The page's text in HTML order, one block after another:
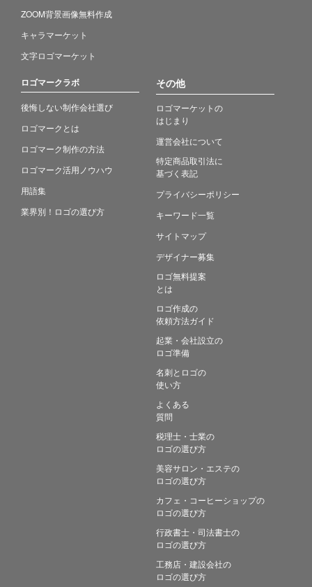
ZOOM背景画像無料作成
キャラマーケット
文字ロゴマーケット
ロゴマークラボ
後悔しない制作会社選び
ロゴマークとは
ロゴマーク制作の方法
ロゴマーク活用ノウハウ
用語集
業界別！ロゴの選び方
その他
ロゴマーケットの
はじまり
運営会社について
特定商品取引法に
基づく表記
プライバシーポリシー
キーワード一覧
サイトマップ
デザイナー募集
ロゴ無料提案
とは
ロゴ作成の
依頼方法ガイド
起業・会社設立の
ロゴ準備
名刺とロゴの
使い方
よくある
質問
税理士・士業の
ロゴの選び方
美容サロン・エステの
ロゴの選び方
カフェ・コーヒーショップの
ロゴの選び方
行政書士・司法書士の
ロゴの選び方
工務店・建設会社の
ロゴの選び方